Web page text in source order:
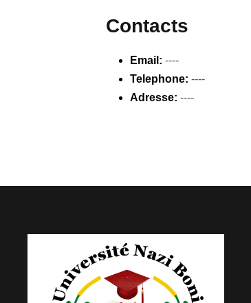
Contacts
Email: ----
Telephone: ----
Adresse: ----